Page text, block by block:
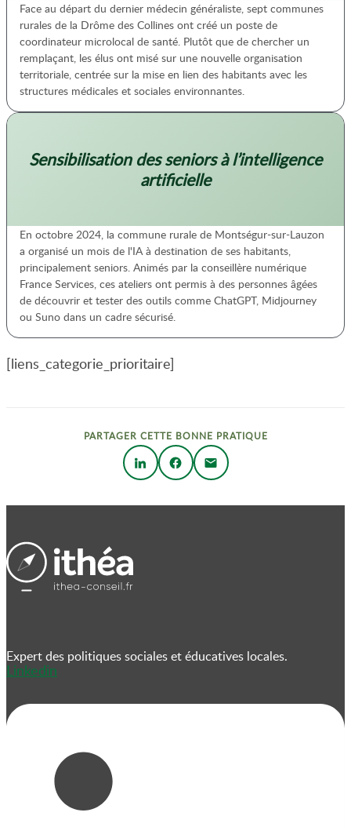
Face au départ du dernier médecin généraliste, sept communes
rurales de la Drôme des Collines ont créé un poste de
coordinateur microlocal de santé. Plutôt que de chercher un
remplaçant, les élus ont misé sur une nouvelle organisation
territoriale, centrée sur la mise en lien des habitants avec les
structures médicales et sociales environnantes.
Sensibilisation des seniors à l’intelligence
artificielle
En octobre 2024, la commune rurale de Montségur-sur-Lauzon
a organisé un mois de l'IA à destination de ses habitants,
principalement seniors. Animés par la conseillère numérique
France Services, ces ateliers ont permis à des personnes âgées
de découvrir et tester des outils comme ChatGPT, Midjourney
ou Suno dans un cadre sécurisé.
[liens_categorie_prioritaire]
PARTAGER CETTE BONNE PRATIQUE
Expert des politiques sociales et éducatives locales.
Linkedin